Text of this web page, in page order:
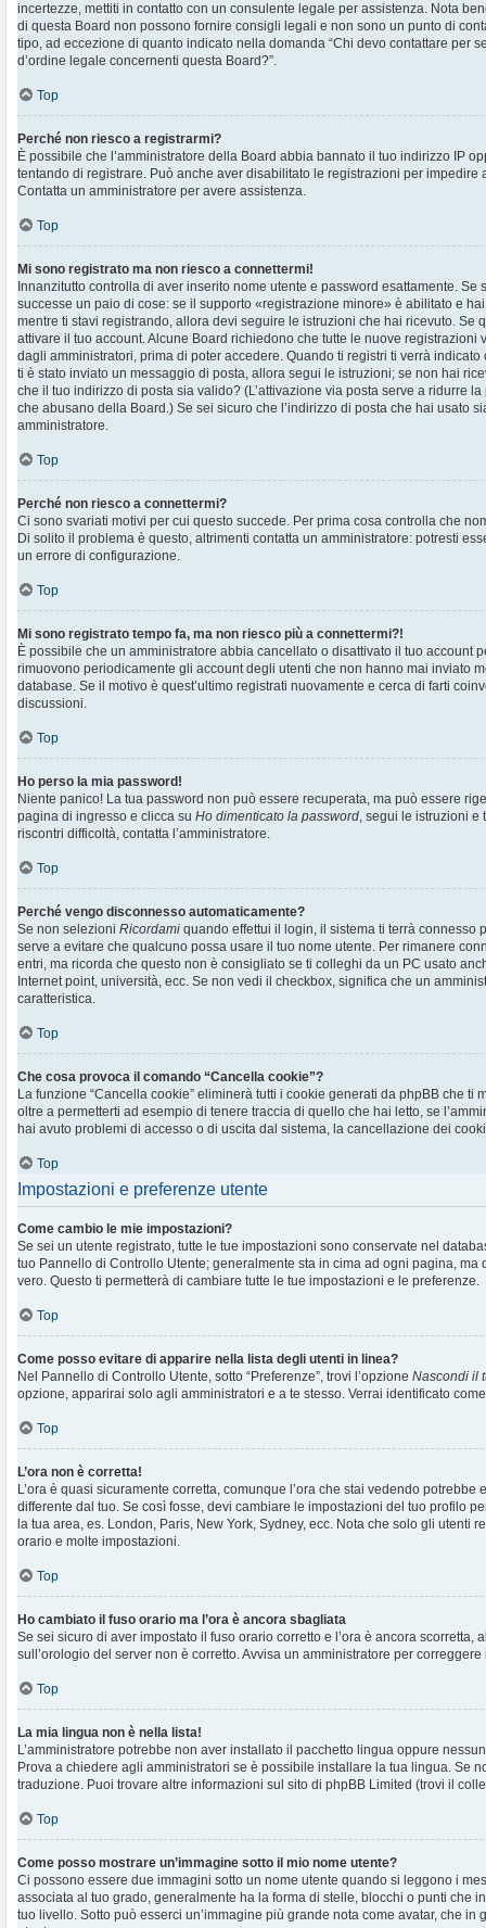
incertezze, mettiti in contatto con un consulente legale per assistenza. Nota
di questa Board non possono fornire consigli legali e non sono un punto di
tipo, ad eccezione di quanto indicato nella domanda “Chi devo contattare per
d’ordine legale concernenti questa Board?”.
Top
Perché non riesco a registrarmi?
È possibile che l’amministratore della Board abbia bannato il tuo indirizzo IP
tentando di registrare. Può anche aver disabilitato le registrazioni per impedire
Contatta un amministratore per avere assistenza.
Top
Mi sono registrato ma non riesco a connettermi!
Innanzitutto controlla di aver inserito nome utente e password esattamente. Se
successe un paio di cose: se il supporto «registrazione minore» è abilitato e
mentre ti stavi registrando, allora devi seguire le istruzioni che hai ricevuto. Se
attivare il tuo account. Alcune Board richiedono che tutte le nuove registrazioni
dagli amministratori, prima di poter accedere. Quando ti registri ti verrà
ti è stato inviato un messaggio di posta, allora segui le istruzioni; se non hai
che il tuo indirizzo di posta sia valido? (L’attivazione via posta serve a ridurre
che abusano della Board.) Se sei sicuro che l’indirizzo di posta che hai usato
amministratore.
Top
Perché non riesco a connettermi?
Ci sono svariati motivi per cui questo succede. Per prima cosa controlla che
Di solito il problema è questo, altrimenti contatta un amministratore: potresti
un errore di configurazione.
Top
Mi sono registrato tempo fa, ma non riesco più a connettermi?!
È possibile che un amministratore abbia cancellato o disattivato il tuo account
rimuovono periodicamente gli account degli utenti che non hanno mai inviato
database. Se il motivo è quest’ultimo registrati nuovamente e cerca di farti
discussioni.
Top
Ho perso la mia password!
Niente panico! La tua password non può essere recuperata, ma può essere
pagina di ingresso e clicca su Ho dimenticato la password, segui le istruzioni e
riscontri difficoltà, contatta l’amministratore.
Top
Perché vengo disconnesso automaticamente?
Se non selezioni Ricordami quando effettui il login, il sistema ti terrà connesso
serve a evitare che qualcuno possa usare il tuo nome utente. Per rimanere
entri, ma ricorda che questo non è consigliato se ti colleghi da un PC usato
Internet point, università, ecc. Se non vedi il checkbox, significa che un
caratteristica.
Top
Che cosa provoca il comando “Cancella cookie”?
La funzione “Cancella cookie” eliminerà tutti i cookie generati da phpBB che ti
oltre a permetterti ad esempio di tenere traccia di quello che hai letto, se
hai avuto problemi di accesso o di uscita dal sistema, la cancellazione dei
Top
Impostazioni e preferenze utente
Come cambio le mie impostazioni?
Se sei un utente registrato, tutte le tue impostazioni sono conservate nel
tuo Pannello di Controllo Utente; generalmente sta in cima ad ogni pagina, ma
vero. Questo ti permetterà di cambiare tutte le tue impostazioni e le preferenze.
Top
Come posso evitare di apparire nella lista degli utenti in linea?
Nel Pannello di Controllo Utente, sotto “Preferenze”, trovi l’opzione Nascondi il
opzione, apparirai solo agli amministratori e a te stesso. Verrai identificato
Top
L’ora non è corretta!
L’ora è quasi sicuramente corretta, comunque l’ora che stai vedendo
differente dal tuo. Se così fosse, devi cambiare le impostazioni del tuo profilo
la tua area, es. London, Paris, New York, Sydney, ecc. Nota che solo gli utenti
orario e molte impostazioni.
Top
Ho cambiato il fuso orario ma l’ora è ancora sbagliata
Se sei sicuro di aver impostato il fuso orario corretto e l’ora è ancora scorretta,
sull’orologio del server non è corretto. Avvisa un amministratore per
Top
La mia lingua non è nella lista!
L’amministratore potrebbe non aver installato il pacchetto lingua oppure
Prova a chiedere agli amministratori se è possibile installare la tua lingua. Se
traduzione. Puoi trovare altre informazioni sul sito di phpBB Limited (trovi il
Top
Come posso mostrare un’immagine sotto il mio nome utente?
Ci possono essere due immagini sotto un nome utente quando si leggono i
associata al tuo grado, generalmente ha la forma di stelle, blocchi o punti che
tuo livello. Sotto può esserci un’immagine più grande nota come avatar, che in